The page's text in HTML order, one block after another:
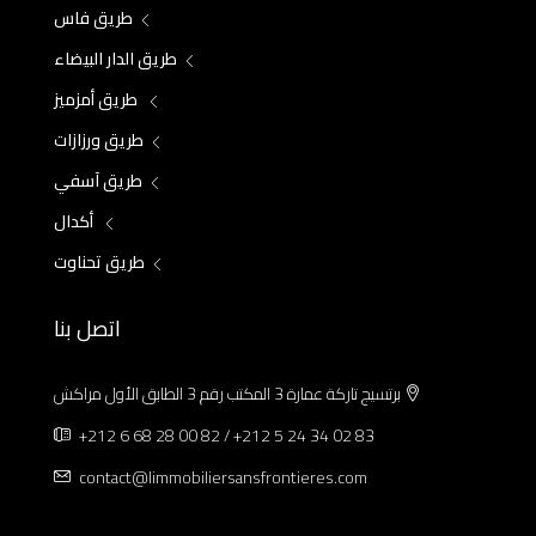
طريق فاس
طريق الدار البيضاء
طريق أمزميز
طريق ورزازات
طريق آسفي
أكدال
طريق تحناوت
اتصل بنا
برتسيج تاركة عمارة 3 المكتب رقم 3 الطابق الأول مراكش
+212 6 68 28 00 82 / +212 5 24 34 02 83
contact@limmobiliersansfrontieres.com